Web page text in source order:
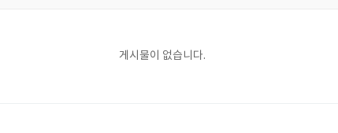
게시물이 없습니다.